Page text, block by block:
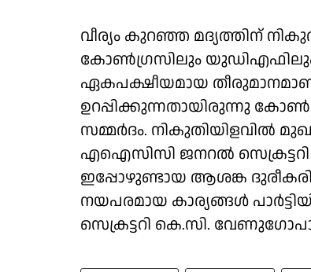
വീര്യം കുറഞ്ഞ മദ്യത്തിന്
കോൺഗ്രസിലും യുഡിഎഫിലും
ഏകപക്ഷീയമായ
ഉറപ്പിക്കുന്നതായിരുന്നു
സമ്മർദം. നികുതിയിളവിൽ
എഐസിസി ജനറൽ സെക്രട്ടറി
ഇപ്പോഴുണ്ടായ ആശങ്ക
നയപരമായ കാര്യങ്ങൾ
സെക്രട്ടറി കെ.സി.